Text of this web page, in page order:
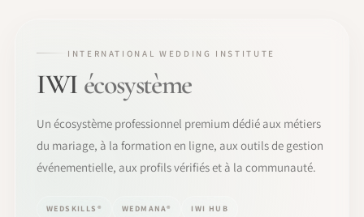
INTERNATIONAL WEDDING INSTITUTE
IWI écosystème
Un écosystème professionnel premium dédié aux métiers
du mariage, à la formation en ligne, aux outils de gestion
événementielle, aux profils vérifiés et à la communauté.
WEDSKILLS® WEDMANA® IWI HUB